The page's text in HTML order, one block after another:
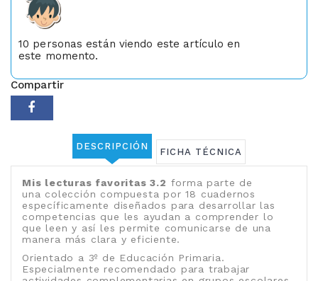
10 personas están viendo este artículo en
este momento.
Compartir
DESCRIPCIÓN FICHA TÉCNICA
Mis lecturas favoritas 3.2 forma parte de
una colección compuesta por 18 cuadernos
específicamente diseñados para desarrollar las
competencias que les ayudan a comprender lo
que leen y así les permite comunicarse de una
manera más clara y eficiente.
Orientado a 3º de Educación Primaria.
Especialmente recomendado para trabajar